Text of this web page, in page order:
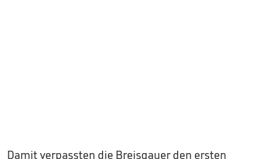
Damit verpassten die Breisgauer den ersten